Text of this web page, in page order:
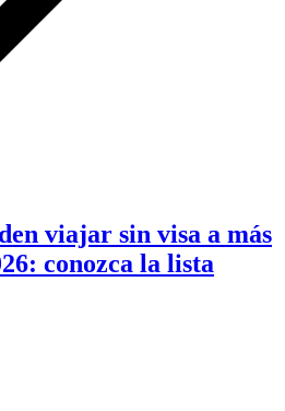
viajar sin visa a más
conozca la lista